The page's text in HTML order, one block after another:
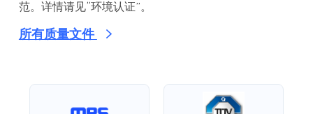
范。详情请见“环境认证”。
所有质量文件